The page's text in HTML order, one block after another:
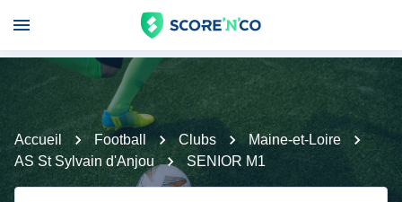
Accueil Football Clubs
Maine-et-Loire
AS St Sylvain d'Anjou
SENIOR M1